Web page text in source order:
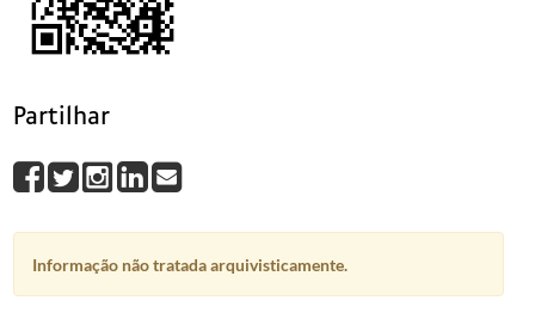
0083 Sem título
0084 Sem título
(...)
Partilhar
Informação não tratada arquivisticamente.